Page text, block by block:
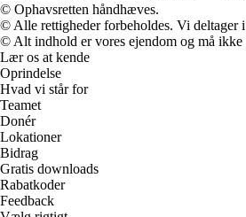
© Ophavsretten håndhæves.
© Alle rettigheder forbeholdes. Vi deltager
© Alt indhold er vores ejendom og må ikke
Lær os at kende
Oprindelse
Hvad vi står for
Teamet
Donér
Lokationer
Bidrag
Gratis downloads
Rabatkoder
Feedback